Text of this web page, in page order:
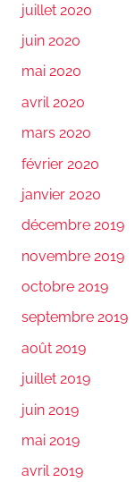
juillet 2020
juin 2020
mai 2020
avril 2020
mars 2020
février 2020
janvier 2020
décembre 2019
novembre 2019
octobre 2019
septembre 2019
août 2019
juillet 2019
juin 2019
mai 2019
avril 2019